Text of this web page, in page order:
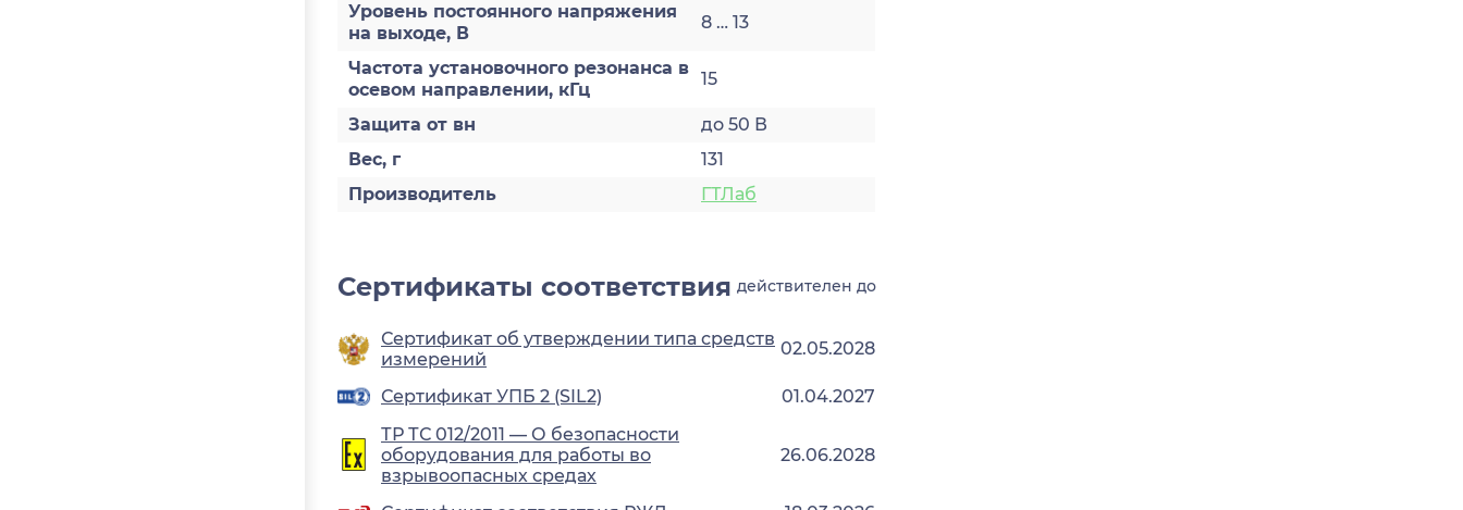
Уровень постоянного напряжения
на выходе, В
8 … 13
Частота установочного резонанса в
осевом направлении, кГц
15
Защита от вн
до 50 В
Вес, г
131
Производитель
ГТЛаб
Сертификаты соответствия действителен до
Сертификат об утверждении типа средств
измерений
02.05.2028
Сертификат УПБ 2 (SIL2)
01.04.2027
ТР ТС 012/2011 — О безопасности
оборудования для работы во
взрывоопасных средах
26.06.2028